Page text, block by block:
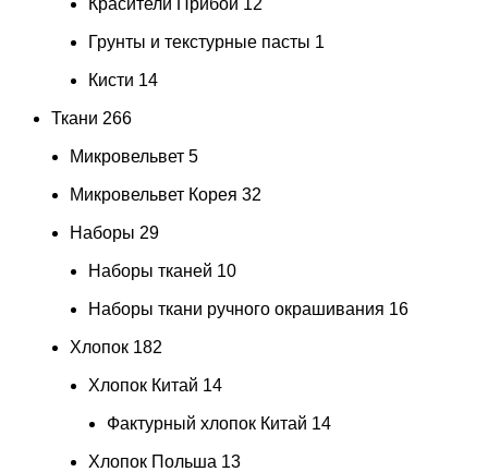
Грунты и текстурные пасты 1
Кисти 14
Ткани 266
Микровельвет 5
Микровельвет Корея 32
Наборы 29
Наборы тканей 10
Наборы ткани ручного окрашивания 16
Хлопок 182
Хлопок Китай 14
Фактурный хлопок Китай 14
Хлопок Польша 13